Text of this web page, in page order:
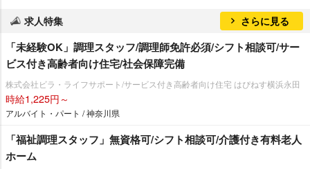
求人特集 さらに見る
「未経験OK」調理スタッフ/調理師免許必須/シフト相談可/サー
ビス付き高齢者向け住宅/社会保障完備
株式会社ビラ・ライフサポート/サービス付き高齢者向け住宅 はぴねす横浜永田
時給1,225円～
アルバイト・パート / 神奈川県
「福祉調理スタッフ」無資格可/シフト相談可/介護付き有料老人
ホーム